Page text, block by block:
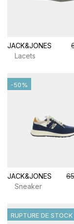
JACK&JONES
Lacets
JACK&JONES
Sneaker
-50%
RUPTURE DE STOCK